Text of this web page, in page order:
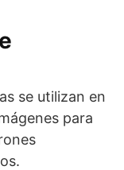
se utilizan en
para